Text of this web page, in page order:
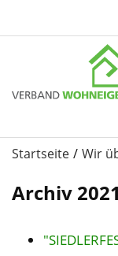
Startseite Wir
Archiv 2021